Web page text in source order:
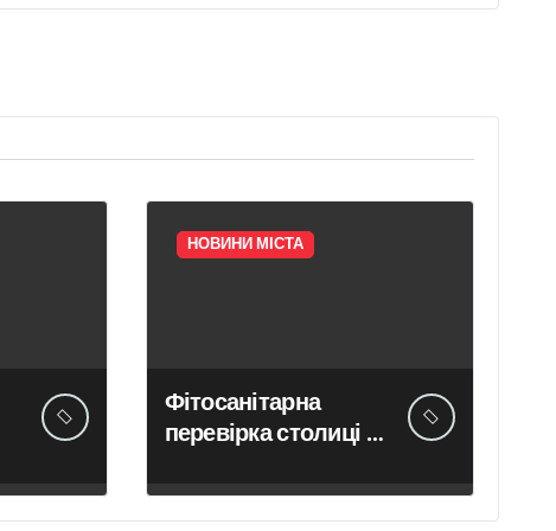
НОВИНИ МІСТА
Фітосанітарна
перевірка столиці у
порушень та
перевірено 623 тис.